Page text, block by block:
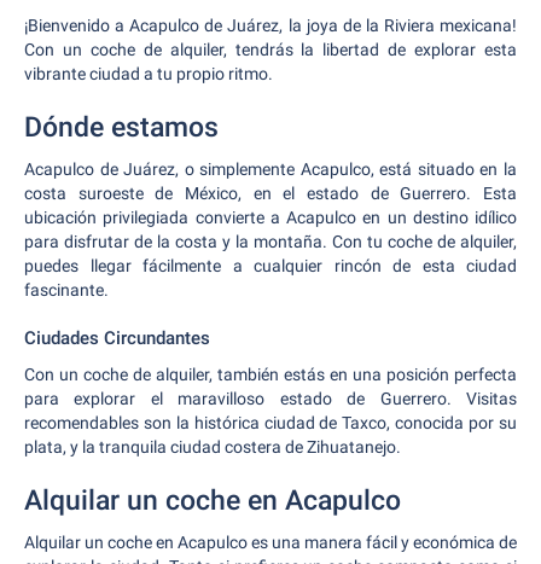
¡Bienvenido a Acapulco de Juárez, la joya de la Riviera mexicana!
Con un coche de alquiler, tendrás la libertad de explorar esta
vibrante ciudad a tu propio ritmo.
Dónde estamos
Acapulco de Juárez, o simplemente Acapulco, está situado en la
costa suroeste de México, en el estado de Guerrero. Esta
ubicación privilegiada convierte a Acapulco en un destino idílico
para disfrutar de la costa y la montaña. Con tu coche de alquiler,
puedes llegar fácilmente a cualquier rincón de esta ciudad
fascinante.
Ciudades Circundantes
Con un coche de alquiler, también estás en una posición perfecta
para explorar el maravilloso estado de Guerrero. Visitas
recomendables son la histórica ciudad de Taxco, conocida por su
plata, y la tranquila ciudad costera de Zihuatanejo.
Alquilar un coche en Acapulco
Alquilar un coche en Acapulco es una manera fácil y económica de